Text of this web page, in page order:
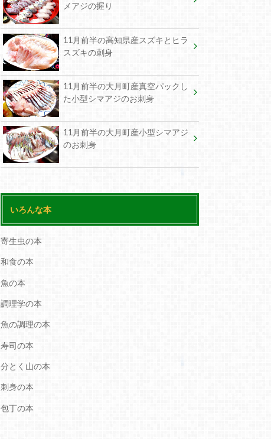
メアジの握り
11月前半の高知県産スズキとヒラ
スズキの刺身
11月前半の大月町産真空パックし
た小型シマアジのお刺身
11月前半の大月町産小型シマアジ
のお刺身
いろんな本
寄生虫の本
和食の本
魚の本
調理学の本
魚の調理の本
寿司の本
分とく山の本
刺身の本
包丁の本